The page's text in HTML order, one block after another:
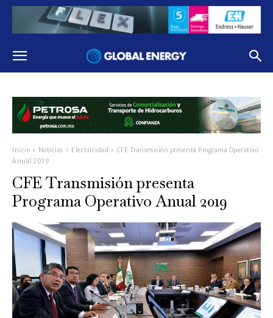
Inicio Noticias Electricidad
CFE Transmisión presenta Programa Operativo
Anual 2019
CFE Transmisión presenta
Programa Operativo Anual 2019